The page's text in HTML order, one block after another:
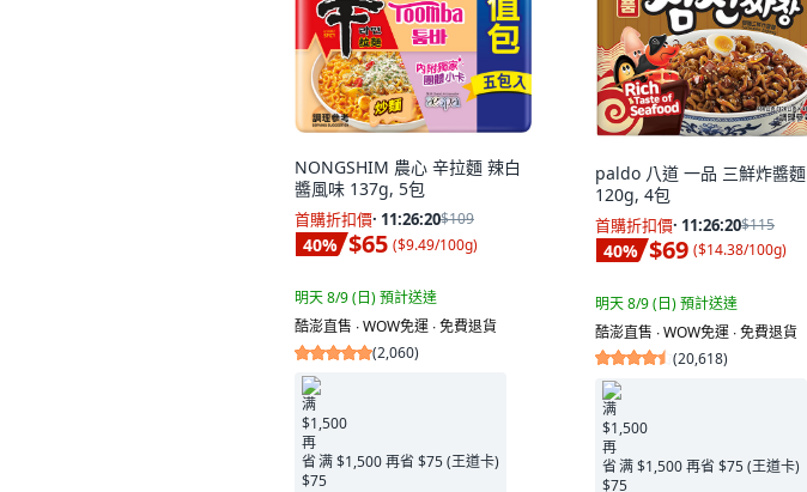
NONGSHIM 農心 辛拉麵 辣白
醬風味 137g, 5包
首購折扣價· 11:26:19$109
40% $65 ($9.49/100g)
明天 8/9 (日)預計送達
酷澎直售 ∙ WOW免運 ∙ 免費退貨
(2,060)
满 $1,500 再省 $75 (王道卡)
paldo 八道 一品 三鮮炸醬麵
120g, 4包
首購折扣價· 11:26:19$115
40% $69 ($14.38/100g)
明天 8/9 (日)預計送達
酷澎直售 ∙ WOW免運 ∙ 免費退貨
(20,618)
满 $1,500 再省 $75 (王道卡)